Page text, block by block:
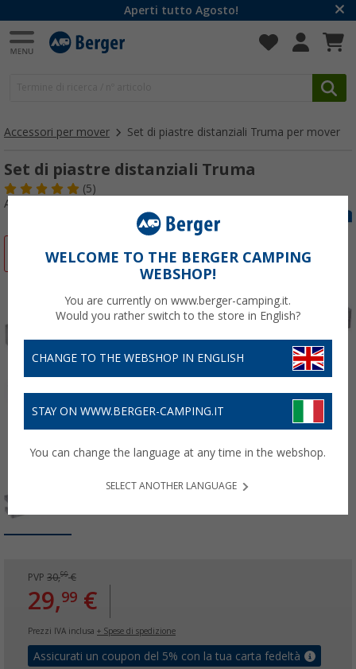
Aperti tutto Agosto!
Accessori per mover Set di piastre distanziali Truma per mover
Set di piastre distanziali Truma
(5)
Articolo n: 404440
-3%
PVP 30,99€
29,99 €
Prezzi IVA inclusa + Spese di spedizione
Assicurati un coupon del 5% con la tua carta fedeltà
WELCOME TO THE BERGER CAMPING
WEBSHOP!
You are currently on www.berger-camping.it.
Would you rather switch to the store in English?
CHANGE TO THE WEBSHOP IN ENGLISH
STAY ON WWW.BERGER-CAMPING.IT
You can change the language at any time in the webshop.
SELECT ANOTHER LANGUAGE